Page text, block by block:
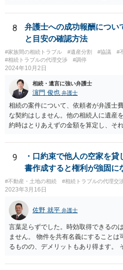
価）は不要ということもあります。 た
なければならないでしょうから、現実
は必要でしょう。
8
弁護士への成功報酬につい
と目安の確認方法
#家族間の相続トラブル #遺産分割 #協議
#
#相続トラブルの代理交渉
#調停
2024年10月2日
相続・遺言に強い弁護士
濵門 俊也 弁護士
相続の案件について、依頼者が弁護士
な契約はしません。他の相続人に遺産
約時はとりあえずの金額を算定し、そ
あり得ます。 今後の見通しを言わない
が納得できる説明を受けるべきです。
9
・口約束で他人の空家を
書作成すると権利が強固に
#不動産・土地の相続 #相続トラブルの代理交
2023年3月16日
佐野 就平 弁護士
言葉足らずでした。時効取得できるの
ません。 物件を共有名義にすること
るものの、デメリットもあり得ます。